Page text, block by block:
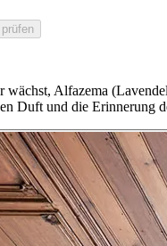
wächst, Alfazema
und die Erinnerung